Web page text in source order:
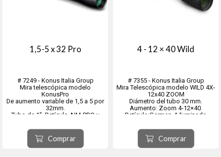
1,5-5 x 32 Pro
# 7249 - Konus Italia Group
Mira telescópica modelo
KonusPro
De aumento variable de 1,5 a 5 por
32mm.
Tubo de 1". Retículo AIM-PRO y
- Torretas regulables manualmente.
- Impermeabilizadas con
Nitrógeno.
- Resistente a golpes y a la
Comprar
4 - 12 × 40 Wild
# 7355 - Konus Italia Group
Mira Telescópica modelo WILD 4X-
12x40 ZOOM
Diámetro del tubo 30 mm.
Aumento: Zoom 4-12×40.
Retículo:German-4 iluminado
4x, 3,07 m a 12x
Peso: 560 g - Longitud: 350 mm
Alivio ocular: 85 mm a 4x, 95 mm a
12x
Comprar